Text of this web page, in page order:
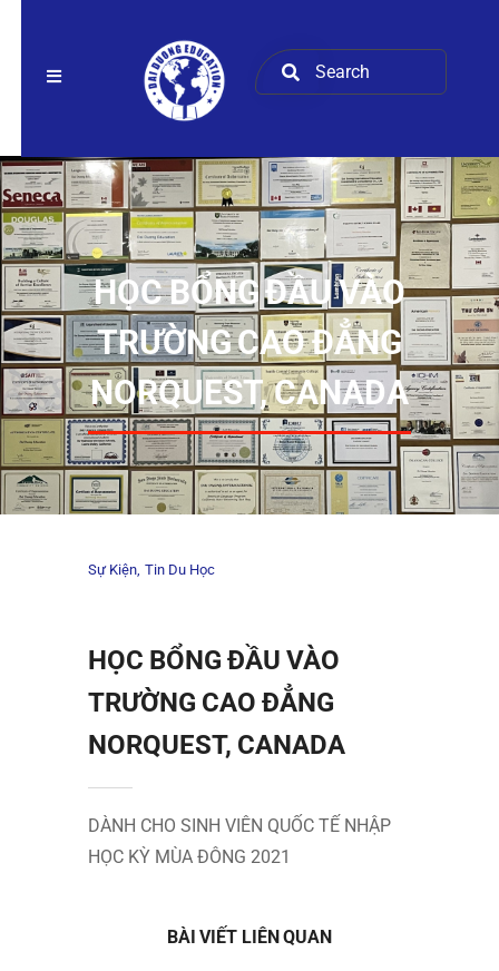
HỌC BỔNG ĐẦU VÀO
TRƯỜNG CAO ĐẲNG
NORQUEST, CANADA
Sự Kiện Tin Du Học
HỌC BỔNG ĐẦU VÀO
TRƯỜNG CAO ĐẲNG
NORQUEST, CANADA
DÀNH CHO SINH VIÊN QUỐC TẾ NHẬP
HỌC KỲ MÙA ĐÔNG 2021
BÀI VIẾT LIÊN QUAN